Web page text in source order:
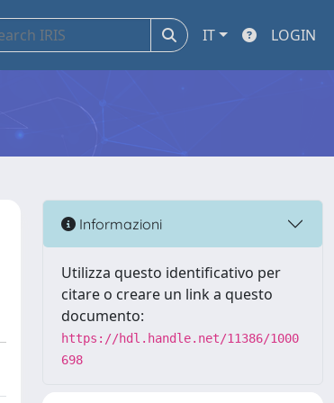
IT LOGIN
Informazioni
Utilizza questo identificativo per
citare o creare un link a questo
documento:
https://hdl.handle.net/11386/1000
698